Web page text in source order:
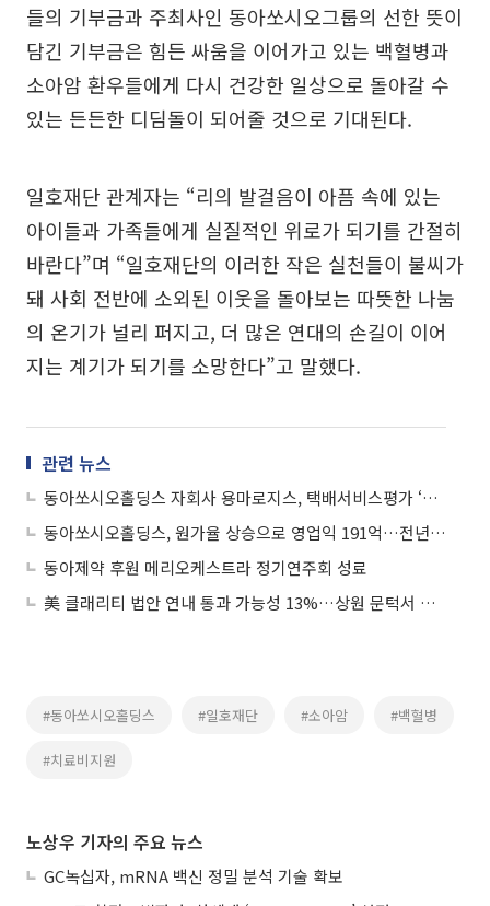
들의 기부금과 주최사인 동아쏘시오그룹의 선한 뜻이
담긴 기부금은 힘든 싸움을 이어가고 있는 백혈병과
소아암 환우들에게 다시 건강한 일상으로 돌아갈 수
있는 든든한 디딤돌이 되어줄 것으로 기대된다.
일호재단 관계자는 “리의 발걸음이 아픔 속에 있는
아이들과 가족들에게 실질적인 위로가 되기를 간절히
바란다”며 “일호재단의 이러한 작은 실천들이 불씨가
돼 사회 전반에 소외된 이웃을 돌아보는 따뜻한 나눔
의 온기가 널리 퍼지고, 더 많은 연대의 손길이 이어
지는 계기가 되기를 소망한다”고 말했다.
관련 뉴스
동아쏘시오홀딩스 자회사 용마로지스, 택배서비스평가 ‘A+ 등급’ 획득
동아쏘시오홀딩스, 원가율 상승으로 영업익 191억…전년 比 6.0% 감소
동아제약 후원 메리오케스트라 정기연주회 성료
美 클래리티 법안 연내 통과 가능성 13%…상원 문턱서 제동
#동아쏘시오홀딩스 #일호재단 #소아암 #백혈병
#치료비지원
노상우 기자의 주요 뉴스
GC녹십자, mRNA 백신 정밀 분석 기술 확보